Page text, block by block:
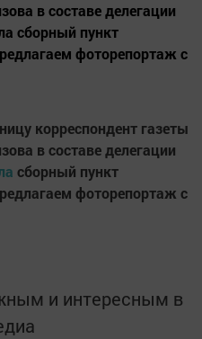
в составе делегации
сборный пункт
фоторепортаж с
корреспондент газеты
в составе делегации
сборный пункт
фоторепортаж с
и интересным в